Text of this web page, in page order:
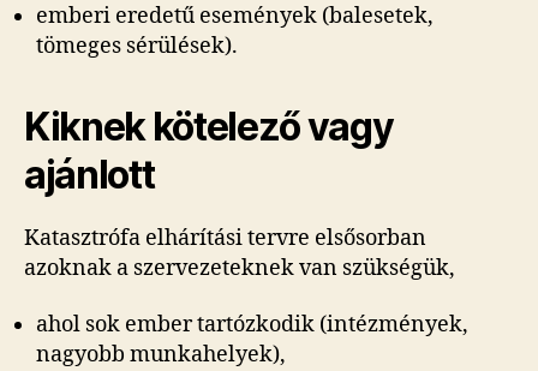
emberi eredetű események (balesetek,
tömeges sérülések).
Kiknek kötelező vagy
ajánlott
Katasztrófa elhárítási tervre elsősorban
azoknak a szervezeteknek van szükségük,
ahol sok ember tartózkodik (intézmények,
nagyobb munkahelyek),